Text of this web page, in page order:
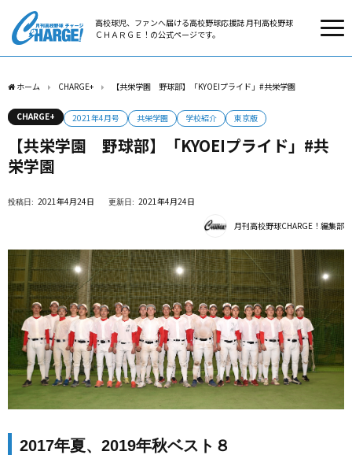
高校球児、ファンへ届ける高校野球応援誌 月刊高校野球
ＣＨＡＲＧＥ！の公式ページです。
ホーム CHARGE+ 【共栄学園 野球部】「KYOEIプライド」#共栄学園
CHARGE+ 2021年4月号 共栄学園 学校紹介 東京版
【共栄学園 野球部】「KYOEIプライド」#共
栄学園
2021年4月24日 2021年4月24日
月刊高校野球CHARGE！編集部
2017年夏、2019年秋ベスト８